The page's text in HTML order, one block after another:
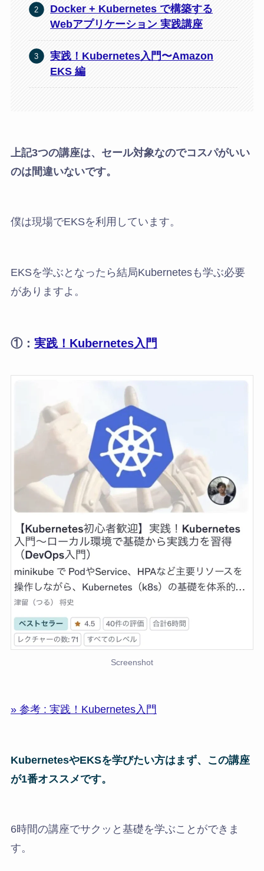
Docker + Kubernetes で構築する
Webアプリケーション 実践講座
実践！Kubernetes入門〜Amazon
EKS 編
上記3つの講座は、セール対象なのでコスパがいい
のは間違いないです。
僕は現場でEKSを利用しています。
EKSを学ぶとなったら結局Kubernetesも学ぶ必要
がありますよ。
①： 実践！Kubernetes入門
Screenshot
» 参考 : 実践！Kubernetes入門
KubernetesやEKSを学びたい方はまず、この講座
が1番オススメです。
6時間の講座でサクッと基礎を学ぶことができま
す。